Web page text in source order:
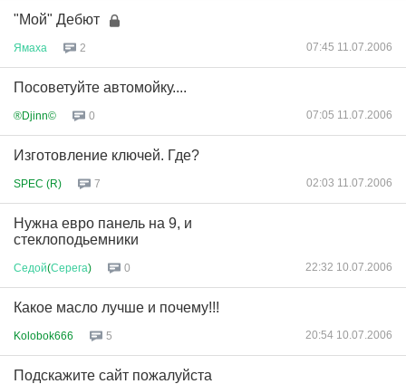
"Мой" Дебют
Ямаха 2 07:45 11.07.2006
Посоветуйте автомойку....
®Djinn© 0 07:05 11.07.2006
Изготовление ключей. Где?
SPEC (R) 7 02:03 11.07.2006
Нужна евро панель на 9, и
стеклоподьемники
Седой(Серега) 0 22:32 10.07.2006
Какое масло лучше и почему!!!
Kolobok666 5 20:54 10.07.2006
Подскажите сайт пожалуйста